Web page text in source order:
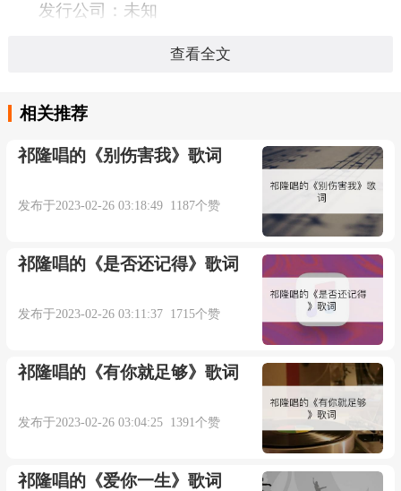
发行公司：未知
语言：
时长：03:46秒
泛黄画面是回不去的过往
回忆舍不得忘换满身伤疤
如今我天真傻傻问你爱我吗
你听到沉默怎么不回答
我让自己不再想起你
我甚至连恨都不会给你
查看全文
相关推荐
祁隆唱的《别伤害我》歌词
发布于2023-02-26 03:18:49 1187个赞
祁隆唱的《是否还记得》歌词
发布于2023-02-26 03:11:37 1715个赞
祁隆唱的《有你就足够》歌词
发布于2023-02-26 03:04:25 1391个赞
祁隆唱的《爱你一生》歌词